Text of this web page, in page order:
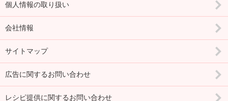
個人情報の取り扱い
会社情報
サイトマップ
広告に関するお問い合わせ
レシピ提供に関するお問い合わせ